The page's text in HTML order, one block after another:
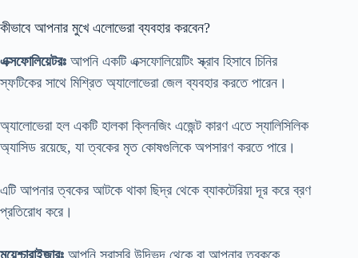
কীভাবে আপনার মুখে এলোভেরা ব্যবহার করবেন?
এক্সফোলিয়েটরঃ আপনি একটি এক্সফোলিয়েটিং স্ক্রাব হিসাবে চিনির
স্ফটিকের সাথে মিশ্রিত অ্যালোভেরা জেল ব্যবহার করতে পারেন।
অ্যালোভেরা হল একটি হালকা ক্লিনজিং এজেন্ট কারণ এতে স্যালিসিলিক
অ্যাসিড রয়েছে, যা ত্বকের মৃত কোষগুলিকে অপসারণ করতে পারে।
এটি আপনার ত্বকের আটকে থাকা ছিদ্র থেকে ব্যাকটেরিয়া দূর করে ব্রণ
প্রতিরোধ করে।